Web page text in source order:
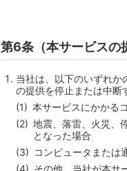
第6条（本サービスの
当社は、以下のいずれか
の提供を停止または中断
本サービスにかかる
地震、落雷、火災、
となった場合
コンピュータまたは
その他、当社が本サ